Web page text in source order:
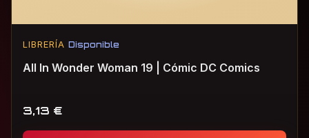
LIBRERÍA Disponible
All In Wonder Woman 19 | Cómic DC Comics
3,13 €